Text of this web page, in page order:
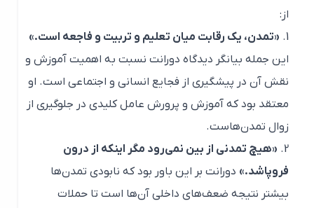
«تمدن، یک رقابت میان تعلیم و تربیت و فاجعه است.»
این جمله بیانگر دیدگاه دورانت نسبت به اهمیت آموزش و
نقش آن در پیشگیری از فجایع انسانی و اجتماعی است. او
معتقد بود که آموزش و پرورش عامل کلیدی در جلوگیری از
زوال تمدن‌هاست.
«هیچ تمدنی از بین نمی‌رود مگر اینکه از درون
فروپاشد.»دورانت بر این باور بود که نابودی تمدن‌ها
بیشتر نتیجه ضعف‌های داخلی آن‌ها است تا حملات